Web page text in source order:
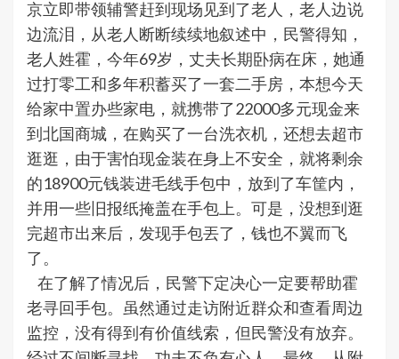
京立即带领辅警赶到现场见到了老人，老人边说
边流泪，从老人断断续续地叙述中，民警得知，
老人姓霍，今年69岁，丈夫长期卧病在床，她通
过打零工和多年积蓄买了一套二手房，本想今天
给家中置办些家电，就携带了22000多元现金来
到北国商城，在购买了一台洗衣机，还想去超市
逛逛，由于害怕现金装在身上不安全，就将剩余
的18900元钱装进毛线手包中，放到了车筐内，
并用一些旧报纸掩盖在手包上。可是，没想到逛
完超市出来后，发现手包丟了，钱也不翼而飞
了。
在了解了情况后，民警下定决心一定要帮助霍
老寻回手包。虽然通过走访附近群众和查看周边
监控，没有得到有价值线索，但民警没有放弃。